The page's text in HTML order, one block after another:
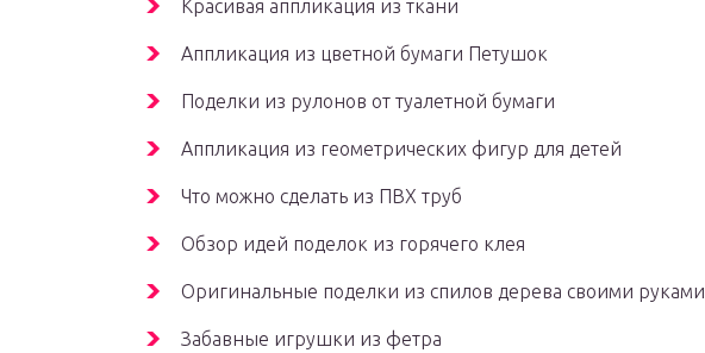
Красивая аппликация из ткани
Аппликация из цветной бумаги Петушок
Поделки из рулонов от туалетной бумаги
Аппликация из геометрических фигур для детей
Что можно сделать из ПВХ труб
Обзор идей поделок из горячего клея
Оригинальные поделки из спилов дерева своими руками
Забавные игрушки из фетра